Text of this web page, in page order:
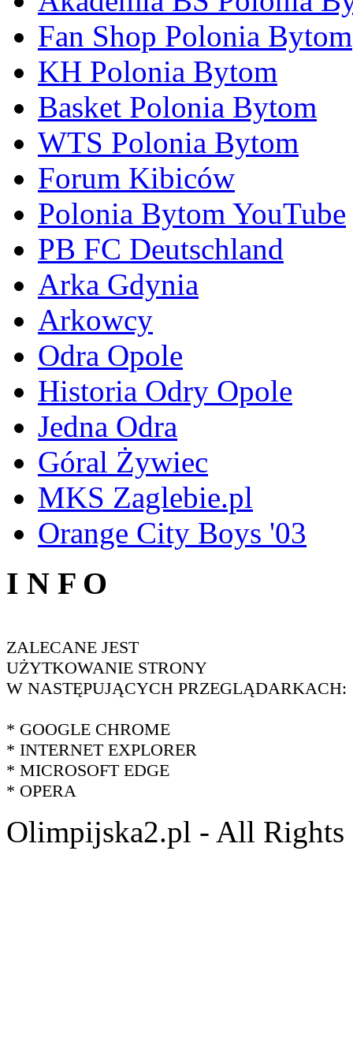
Fan Shop Polonia Bytom
KH Polonia Bytom
Basket Polonia Bytom
WTS Polonia Bytom
Forum Kibiców
Polonia Bytom YouTube
PB FC Deutschland
Arka Gdynia
Arkowcy
Odra Opole
Historia Odry Opole
Jedna Odra
Góral Żywiec
MKS Zaglebie.pl
Orange City Boys '03
I N F O
ZALECANE JEST
UŻYTKOWANIE STRONY
W NASTĘPUJĄCYCH PRZEGLĄDARKACH:
* GOOGLE CHROME
* INTERNET EXPLORER
* MICROSOFT EDGE
* OPERA
Olimpijska2.pl - All Rights